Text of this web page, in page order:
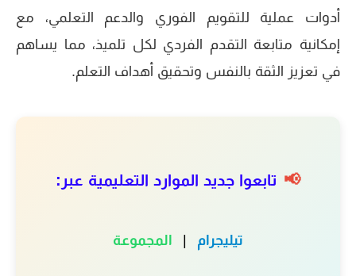
أدوات عملية للتقويم الفوري والدعم التعلمي، مع
إمكانية متابعة التقدم الفردي لكل تلميذ، مما يساهم
في تعزيز الثقة بالنفس وتحقيق أهداف التعلم.
📢 تابعوا جديد الموارد التعليمية عبر:
تيليجرام المجموعة